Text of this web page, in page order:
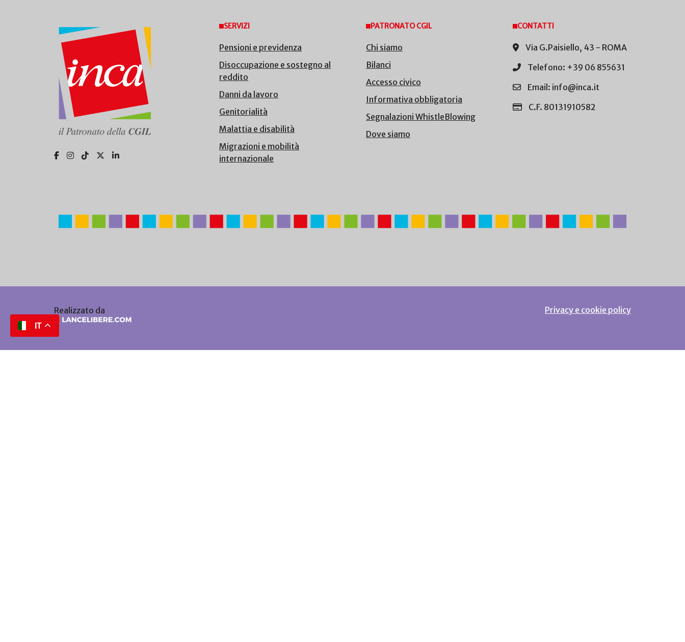
SERVIZI
Pensioni e previdenza
Disoccupazione e sostegno al
reddito
Danni da lavoro
Genitorialità
Malattia e disabilità
Migrazioni e mobilità
internazionale
PATRONATO CGIL
Chi siamo
Bilanci
Accesso civico
Informativa obbligatoria
Segnalazioni WhistleBlowing
Dove siamo
CONTATTI
Via G.Paisiello, 43 - ROMA
Telefono: +39 06 855631
Email: info@inca.it
C.F. 80131910582
Realizzato da Privacy e cookie policy
IT